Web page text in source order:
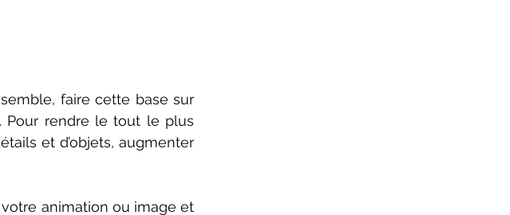
Pour rendre le tout le plus
et d’objets, augmenter